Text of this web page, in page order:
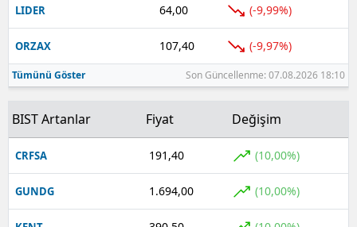
Tokat
Trabzon
Tunceli
Şanlıurfa
Uşak
Yozgat
LIDER 64,00 (-9,99%)
ORZAX 107,40 (-9,97%)
Tümünü Göster Son Güncellenme: 07.08.2026 18:10
BIST Artanlar Fiyat Değişim
CRFSA 191,40 (10,00%)
GUNDG 1.694,00 (10,00%)